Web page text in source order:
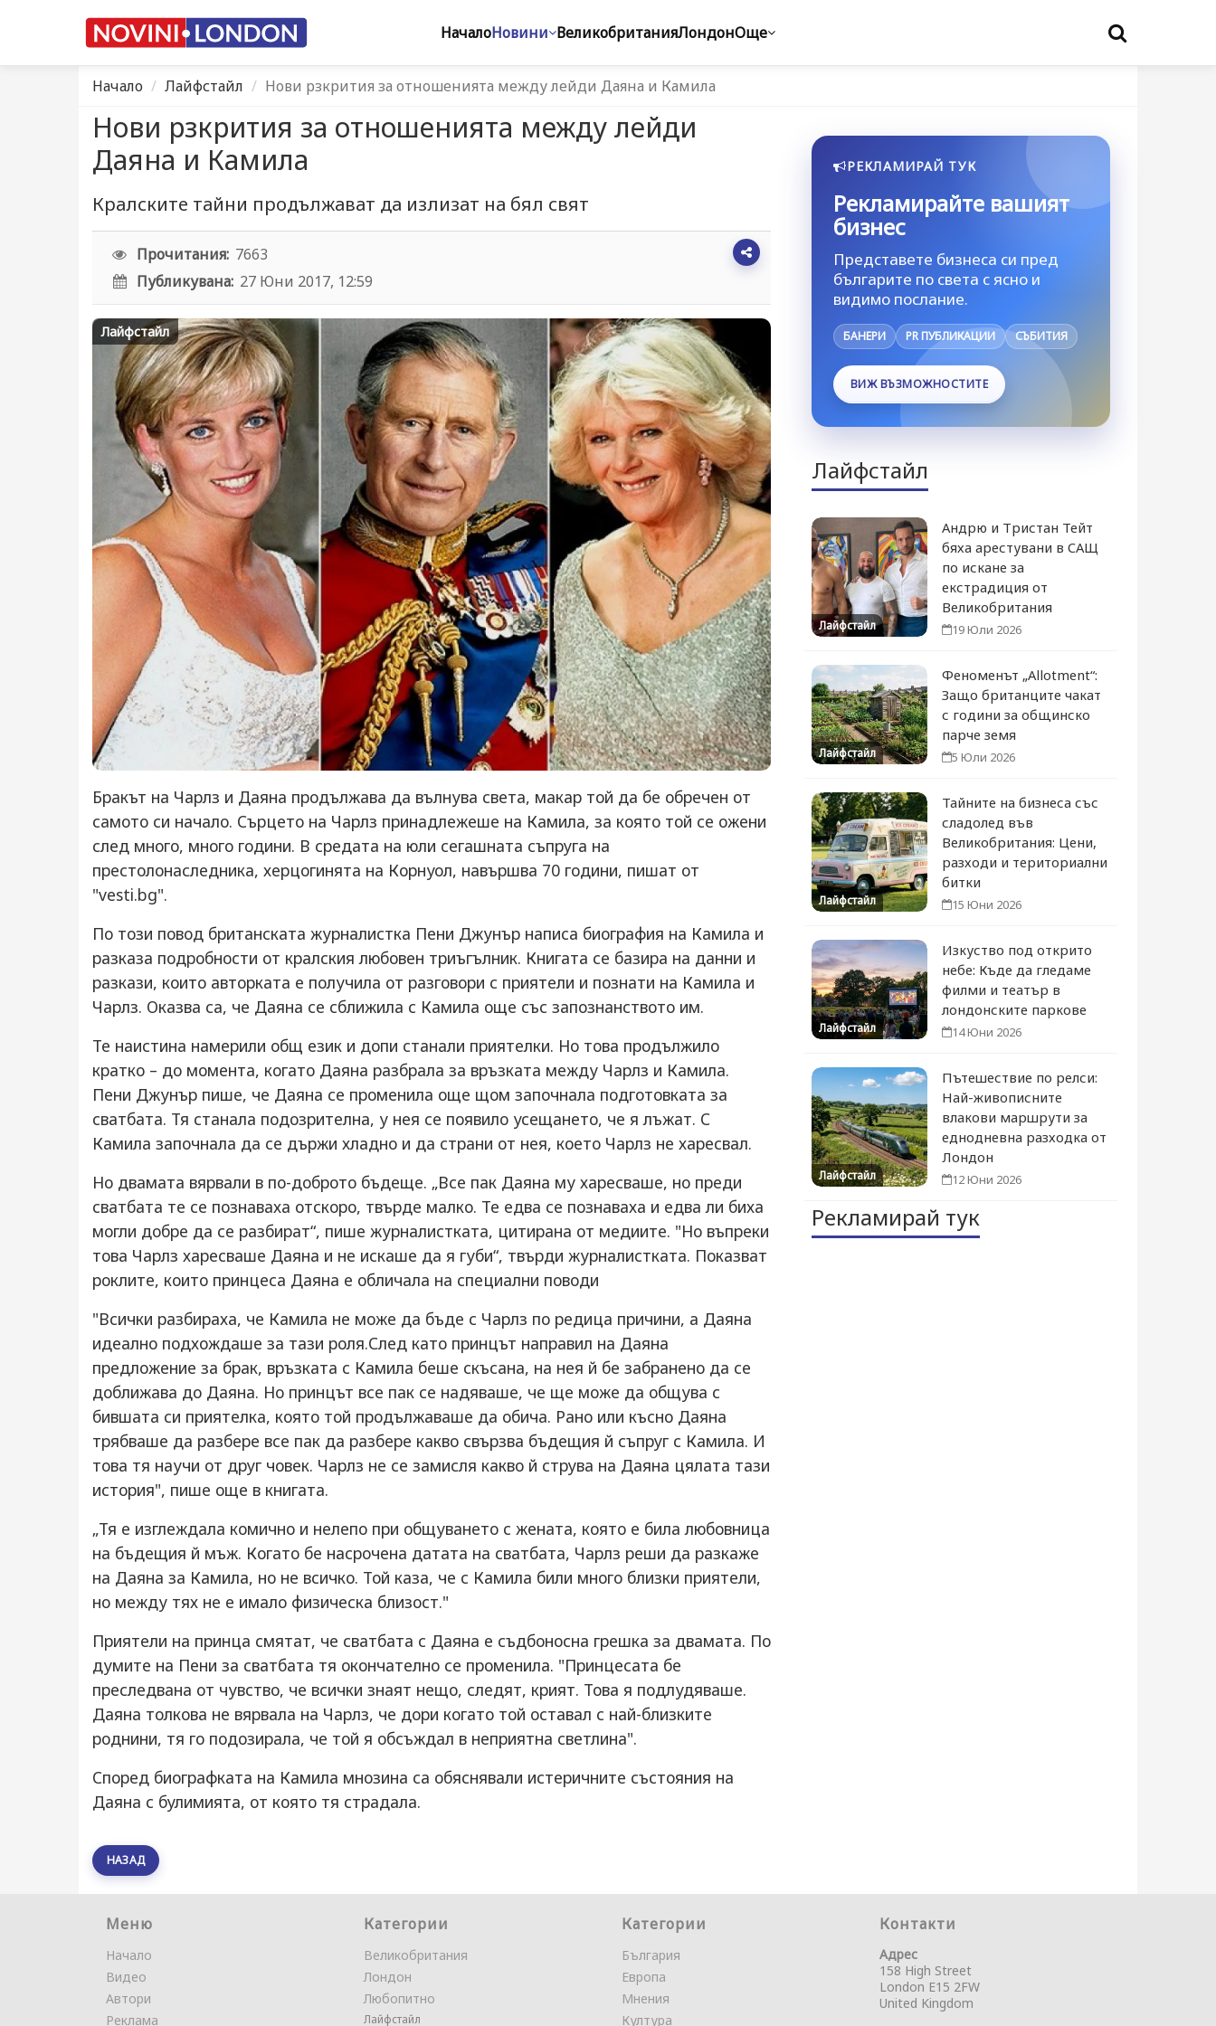
НачалоНовини ВеликобританияЛондонОще
Начало Лайфстайл Нови рзкрития за отношенията между лейди Даяна и Камила
Нови рзкрития за отношенията между лейди
Даяна и Камила
Кралските тайни продължават да излизат на бял свят
Прочитания: 7663
Публикувана: 27 Юни 2017, 12:59
Лайфстайл
Бракът на Чарлз и Даяна продължава да вълнува света, макар той да бе обречен от
самото си начало. Сърцето на Чарлз принадлежеше на Камила, за която той се ожени
след много, много години. В средата на юли сегашната съпруга на
престолонаследника, херцогинята на Корнуол, навършва 70 години, пишат от
"vesti.bg".
По този повод британската журналистка Пени Джунър написа биография на Камила и
разказа подробности от кралския любовен триъгълник. Книгата се базира на данни и
разкази, които авторката е получила от разговори с приятели и познати на Камила и
Чарлз. Оказва са, че Даяна се сближила с Камила още със запознанството им.
Те наистина намерили общ език и допи станали приятелки. Но това продължило
кратко – до момента, когато Даяна разбрала за връзката между Чарлз и Камила.
Пени Джунър пише, че Даяна се променила още щом започнала подготовката за
сватбата. Тя станала подозрителна, у нея се появило усещането, че я лъжат. С
Камила започнала да се държи хладно и да страни от нея, което Чарлз не харесвал.
Но двамата вярвали в по-доброто бъдеще. „Все пак Даяна му харесваше, но преди
сватбата те се познаваха отскоро, твърде малко. Те едва се познаваха и едва ли биха
могли добре да се разбират“, пише журналистката, цитирана от медиите. "Но въпреки
това Чарлз харесваше Даяна и не искаше да я губи“, твърди журналистката. Показват
роклите, които принцеса Даяна е обличала на специални поводи
"Всички разбираха, че Камила не може да бъде с Чарлз по редица причини, а Даяна
идеално подхождаше за тази роля.След като принцът направил на Даяна
предложение за брак, връзката с Камила беше скъсана, на нея й бе забранено да се
доближава до Даяна. Но принцът все пак се надяваше, че ще може да общува с
бившата си приятелка, която той продължаваше да обича. Рано или късно Даяна
трябваше да разбере все пак да разбере какво свързва бъдещия й съпруг с Камила. И
това тя научи от друг човек. Чарлз не се замисля какво й струва на Даяна цялата тази
история", пише още в книгата.
„Тя е изглеждала комично и нелепо при общуването с жената, която е била любовница
на бъдещия й мъж. Когато бе насрочена датата на сватбата, Чарлз реши да разкаже
на Даяна за Камила, но не всичко. Той каза, че с Камила били много близки приятели,
но между тях не е имало физическа близост."
Приятели на принца смятат, че сватбата с Даяна е съдбоносна грешка за двамата. По
думите на Пени за сватбата тя окончателно се променила. "Принцесата бе
преследвана от чувство, че всички знаят нещо, следят, крият. Това я подлудяваше.
Даяна толкова не вярвала на Чарлз, че дори когато той оставал с най-близките
роднини, тя го подозирала, че той я обсъждал в неприятна светлина".
Според биографката на Камила мнозина са обяснявали истеричните състояния на
Даяна с булимията, от която тя страдала.
НАЗАД
РЕКЛАМИРАЙ ТУК
Рекламирайте вашият
бизнес
Представете бизнеса си пред
българите по света с ясно и
видимо послание.
БАНЕРИ PR ПУБЛИКАЦИИ СЪБИТИЯ
ВИЖ ВЪЗМОЖНОСТИТЕ
Лайфстайл
Лайфстайл
Андрю и Тристан Тейт
бяха арестувани в САЩ
по искане за
екстрадиция от
Великобритания
19 Юли 2026
Лайфстайл
Феноменът „Allotment“:
Защо британците чакат
с години за общинско
парче земя
5 Юли 2026
Лайфстайл
Тайните на бизнеса със
сладолед във
Великобритания: Цени,
разходи и териториални
битки
15 Юни 2026
Лайфстайл
Изкуство под открито
небе: Къде да гледаме
филми и театър в
лондонските паркове
14 Юни 2026
Лайфстайл
Пътешествие по релси:
Най-живописните
влакови маршрути за
еднодневна разходка от
Лондон
12 Юни 2026
Рекламирай тук
Меню
Начало
Видео
Автори
Реклама
Категории
Великобритания
Лондон
Любопитно
Лайфстайл
Категории
България
Европа
Мнения
Култура
Контакти
Адрес
158 High Street
London E15 2FW
United Kingdom